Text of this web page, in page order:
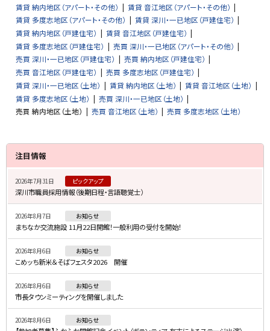
賃貸 納内地区（アパート・その他）
賃貸 音江地区（アパート・その他）
賃貸 多度志地区（アパート・その他）
賃貸 深川・一已地区（戸建住宅）
賃貸 納内地区（戸建住宅）
賃貸 音江地区（戸建住宅）
賃貸 多度志地区（戸建住宅）
売買 深川・一已地区（アパート・その他）
売買 深川・一已地区（戸建住宅）
売買 納内地区（戸建住宅）
売買 音江地区（戸建住宅）
売買 多度志地区（戸建住宅）
賃貸 深川・一已地区（土地）
賃貸 納内地区（土地）
賃貸 音江地区（土地）
賃貸 多度志地区（土地）
売買 深川・一已地区（土地）
売買 納内地区（土地）
売買 音江地区（土地） 売買 多度志地区（土地）
サ
イ
・
メ
ニ
ュ
ー
注目情報
2026年7月31日 ピックアップ
深川市職員採用情報（後期日程・言語聴覚士）
2026年8月7日 お知らせ
まちなか交流施設 11月22日開館！一般利用の受付を開始！
2026年8月6日 お知らせ
こめッち新米＆そばフェスタ2026 開催
2026年8月6日 お知らせ
市長タウンミーティングを開催しました
2026年8月6日 お知らせ